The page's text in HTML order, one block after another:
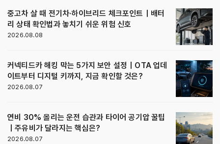
중고차 살 때 전기차·하이브리드 체크포인트｜배터
리 상태 확인법과 놓치기 쉬운 위험 신호
2026.08.08
커넥티드카 해킹 막는 5가지 보안 설정｜OTA 업데
이트부터 디지털 키까지, 지금 확인할 것은?
2026.08.07
연비 30% 올리는 운전 습관과 타이어 공기압 꿀팁
｜주유비가 달라지는 핵심은?
2026.08.07